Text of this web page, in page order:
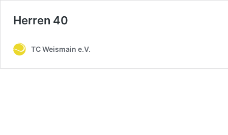
Herren 40
TC Weismain e.V.